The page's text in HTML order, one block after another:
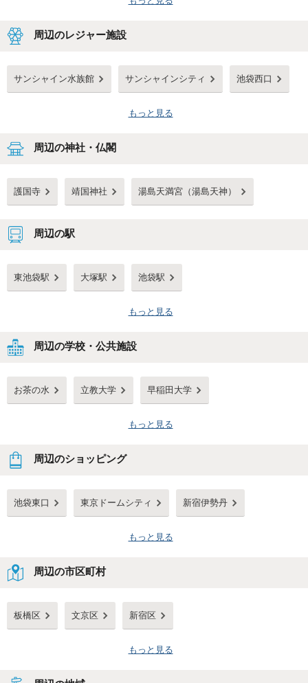
周辺のレジャー施設
サンシャイン水族館 サンシャインシティ 池袋西口
もっと見る
周辺の神社・仏閣
護国寺 靖国神社 湯島天満宮（湯島天神）
周辺の駅
東池袋駅 大塚駅 池袋駅
もっと見る
周辺の学校・公共施設
お茶の水 立教大学 早稲田大学
もっと見る
周辺のショッピング
池袋東口 東京ドームシティ 新宿伊勢丹
もっと見る
周辺の市区町村
板橋区 文京区 新宿区
もっと見る